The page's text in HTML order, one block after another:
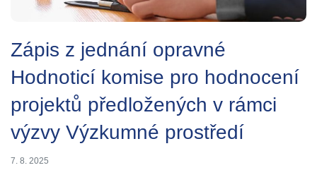
Zápis z jednání opravné
Hodnoticí komise pro hodnocení
projektů předložených v rámci
výzvy Výzkumné prostředí
7. 8. 2025